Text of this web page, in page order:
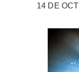
14 DE